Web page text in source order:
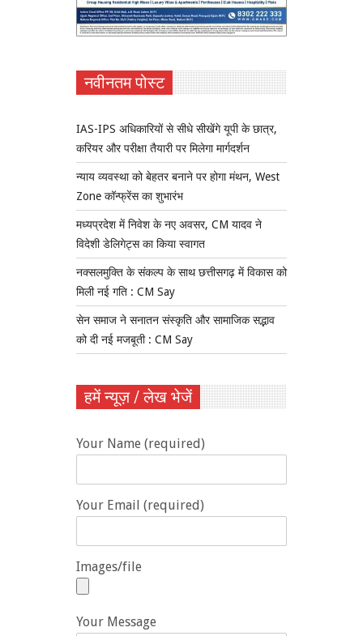
नवीनतम पोस्ट
IAS-IPS अधिकारियों से सीधे सीखेंगे यूपी के छात्र,
करियर और परीक्षा तैयारी पर मिलेगा मार्गदर्शन
न्याय व्यवस्था को बेहतर बनाने पर होगा मंथन, West
Zone कॉन्फ्रेंस का शुभारंभ
मध्यप्रदेश में निवेश के नए अवसर, CM यादव ने
विदेशी डेलिगेट्स का किया स्वागत
नक्सलमुक्ति के संकल्प के साथ छत्तीसगढ़ में विकास को
मिली नई गति : CM Say
सेन समाज ने सनातन संस्कृति और सामाजिक सद्भाव
को दी नई मजबूती : CM Say
हमें न्यूज़ / लेख भेजें
Your Name (required)
Your Email (required)
Images/file
Your Message